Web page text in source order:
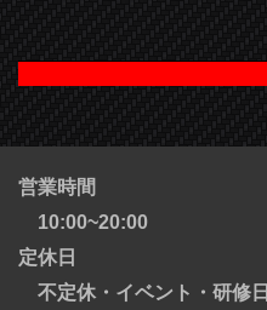
営業時間
10:00~20:00
定休日
不定休・イベント・研修日